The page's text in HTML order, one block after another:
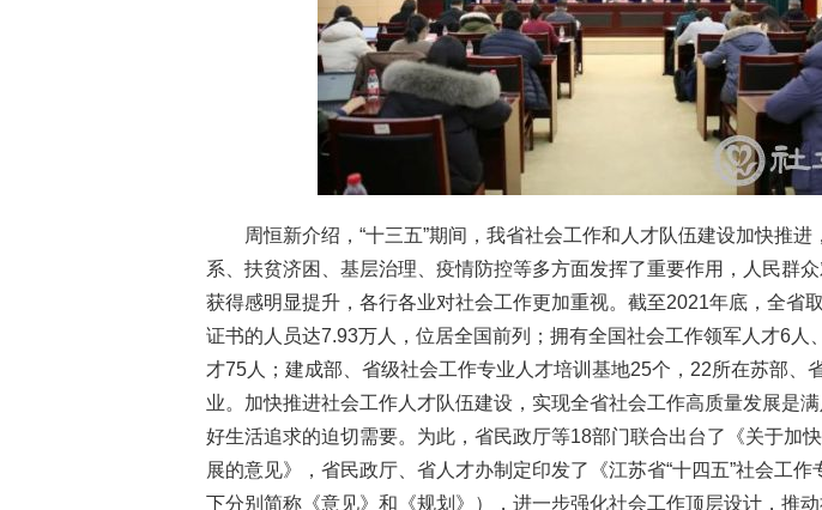
周恒新介绍，“十三五”期间，我省社会工作和人才队伍建设加快推
系、扶贫济困、基层治理、疫情防控等多方面发挥了重要作用，人民群众
获得感明显提升，各行各业对社会工作更加重视。截至2021年底，全省
证书的人员达7.93万人，位居全国前列；拥有全国社会工作领军人才6人
才75人；建成部、省级社会工作专业人才培训基地25个，22所在苏部、
业。加快推进社会工作人才队伍建设，实现全省社会工作高质量发展是
好生活追求的迫切需要。为此，省民政厅等18部门联合出台了《关于加
展的意见》，省民政厅、省人才办制定印发了《江苏省“十四五”社会工作
下分别简称《意见》和《规划》），进一步强化社会工作顶层设计，推